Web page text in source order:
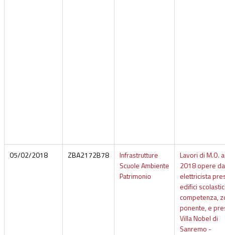
05/02/2018 ZBA2172B78
Infrastrutture
Scuole Ambiente
Patrimonio
Lavori di M.O.
2018 opere da
elettricista
edifici
competenza,
ponente, e
Villa Nobel di
Sanremo -